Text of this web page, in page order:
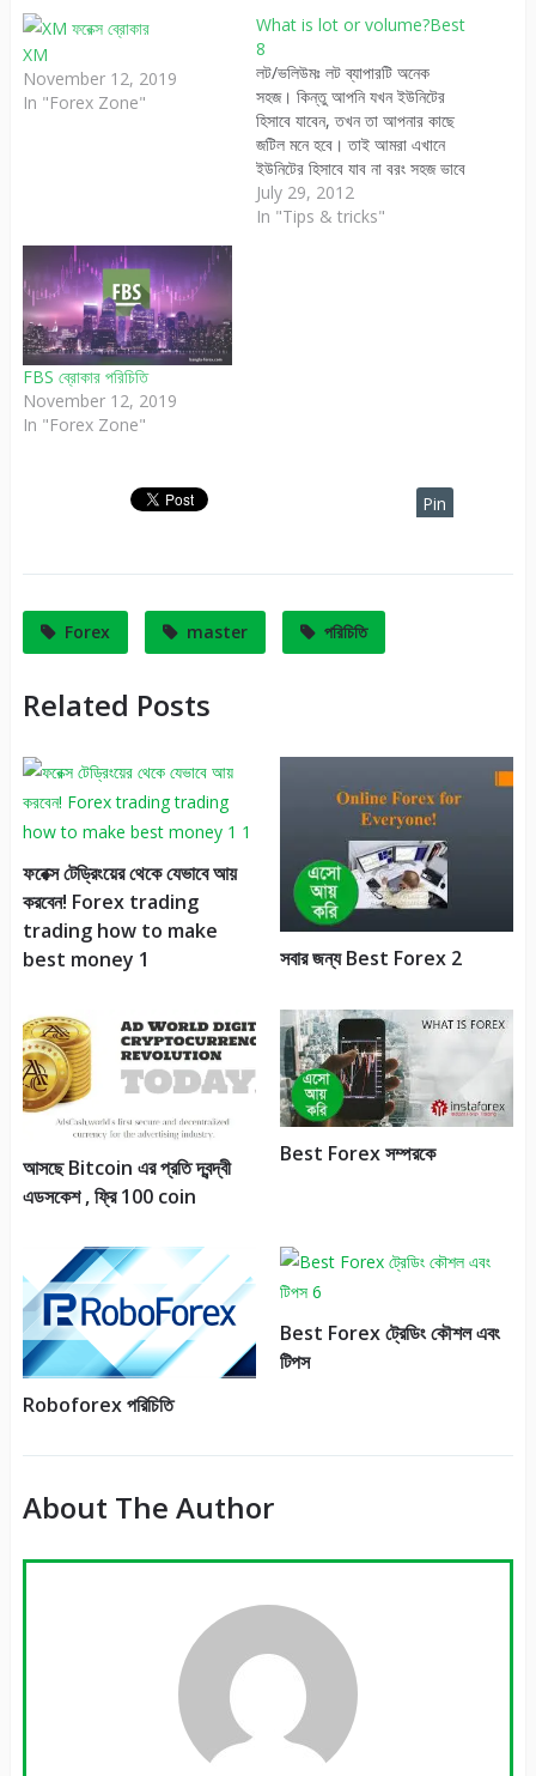
XM
November 12, 2019
In "Forex Zone"
What is lot or volume?Best
8
লট/ভলিউমঃ লট ব্যাপারটি অনেক
সহজ। কিন্তু আপনি যখন ইউনিটের
হিসাবে যাবেন, তখন তা আপনার কাছে
জটিল মনে হবে। তাই আমরা এখানে
ইউনিটের হিসাবে যাব না বরং সহজ ভাবে
বোঝানোর চেষ্টা করবো। ইউনিটের
ক্যালকুলেশন জানতে বেবীপিপসে
July 29, 2012
In "Tips & tricks"
FBS ব্রোকার পরিচিতি
November 12, 2019
In "Forex Zone"
Pin
Forex master পরিচিতি
Related Posts
ফরেক্স টেড্রিংয়ের থেকে যেভাবে আয়
করবেন! Forex trading
trading how to make
best money 1
সবার জন্য Best Forex 2
আসছে Bitcoin এর প্রতি দ্বন্দ্বী
এডসকেশ , ফ্রি 100 coin
Best Forex সম্পরকে
Roboforex পরিচিতি
Best Forex ট্রেডিং কৌশল এবং
টিপস
About The Author